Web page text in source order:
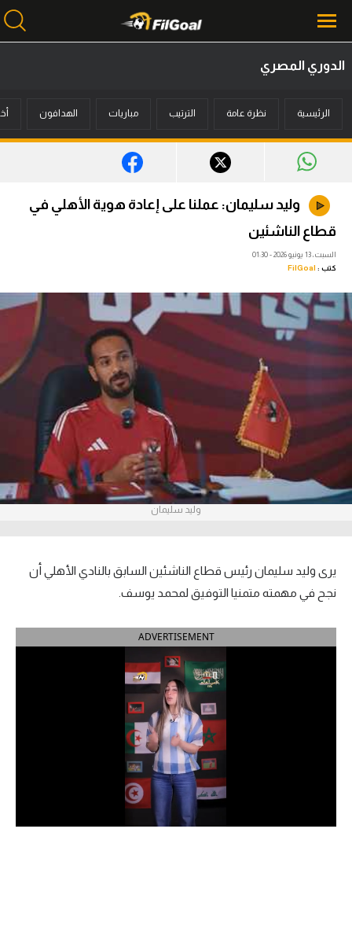
أخبار
فانتازي في الجول
فيديوهات
عدسات
ركن الألعاب
بطولات
أمريكا 2026
الدوري الإسباني
الدوري الإيطالي
الدوري السعودي للمحترفين
الدوري المصري
الرئيسية نظرة عامة الترتيب مباريات الهدافون
وليد سليمان: عملنا على إعادة هوية الأهلي في
قطاع الناشئين
السبت، 13 يونيو 2026 - 01:30
كتب : FilGoal
وليد سليمان
يرى وليد سليمان رئيس قطاع الناشئين السابق بالنادي الأهلي أن
نجح في مهمته متمنيا التوفيق لمحمد يوسف.
ADVERTISEMENT